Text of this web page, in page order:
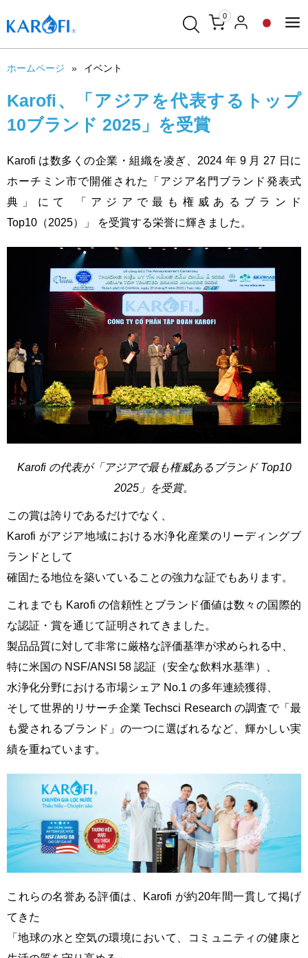
0
ホームページ イベント
Karofi、「アジアを代表するトップ
10ブランド 2025」を受賞
Karofi は数多くの企業・組織を凌ぎ、2024 年 9 月 27 日に
ホーチミン市で開催された「アジア名門ブランド発表式
典」にて 「アジアで最も権威あるブランド
Top10（2025）」 を受賞する栄誉に輝きました。
Karofi の代表が「アジアで最も権威あるブランド Top10
2025」を受賞。
この賞は誇りであるだけでなく、
Karofi がアジア地域における水浄化産業のリーディングブ
ランドとして
確固たる地位を築いていることの強力な証でもあります。
これまでも Karofi の信頼性とブランド価値は数々の国際的
な認証・賞を通じて証明されてきました。
製品品質に対して非常に厳格な評価基準が求められる中、
特に米国の NSF/ANSI 58 認証（安全な飲料水基準）、
水浄化分野における市場シェア No.1 の多年連続獲得、
そして世界的リサーチ企業 Techsci Research の調査で「最
も愛されるブランド」の一つに選ばれるなど、輝かしい実
績を重ねています。
これらの名誉ある評価は、Karofi が約20年間一貫して掲げ
てきた
「地球の水と空気の環境において、コミュニティの健康と